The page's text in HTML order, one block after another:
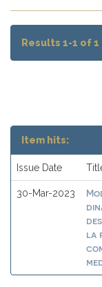
Results 1-1 of
Item hits:
Issue Date
30-Mar-2023
la